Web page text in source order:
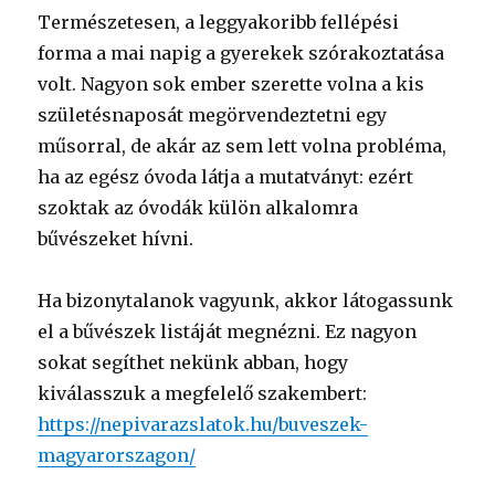
Természetesen, a leggyakoribb fellépési
forma a mai napig a gyerekek szórakoztatása
volt. Nagyon sok ember szerette volna a kis
születésnaposát megörvendeztetni egy
műsorral, de akár az sem lett volna probléma,
ha az egész óvoda látja a mutatványt: ezért
szoktak az óvodák külön alkalomra
bűvészeket hívni.
Ha bizonytalanok vagyunk, akkor látogassunk
el a bűvészek listáját megnézni. Ez nagyon
sokat segíthet nekünk abban, hogy
kiválasszuk a megfelelő szakembert:
https://nepivarazslatok.hu/buveszek-
magyarorszagon/